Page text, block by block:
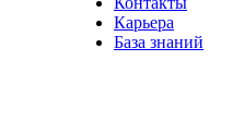
Карьера
База знаний